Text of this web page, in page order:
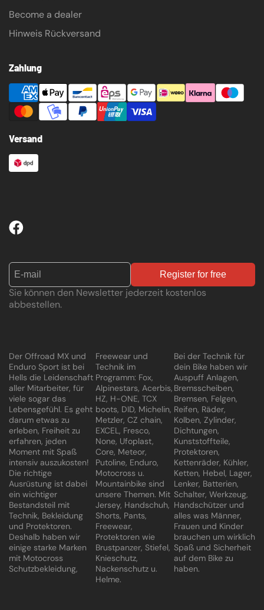
Become a dealer
Hinweis Rückversand
Zahlung
Versand
Register for free
Sie können den Newsletter jederzeit kostenlos
abbestellen.
Der Offroad MX und
Enduro Sport ist bei
Hells die Leidenschaft
aller Mitarbeiter, für
viele sogar das
Lebensgefühl. Es geht
darum etwas zu
erleben, Freiheit zu
erfahren, jeden
Moment mit Spaß
intensiv auszukosten!
Die richtige
Ausrüstung ist dabei
ein wichtiger
Bestandsteil mit
Technik, Bekleidung
und Protektoren.
Deshalb haben wir
einige starke Marken
mit Motocross
Schutzbekleidung,
Freewear und
Technik im
Programm: Fox,
Alpinestars, Acerbis,
HZ, H-ONE, TCX
boots, DID, Michelin,
Metzler, CZ chain,
EXCEL, Fresco,
None, Ufoplast,
Core, Meteor,
Putoline, Enduro,
Motocross u.
Mountainbike sind
unsere Themen. Mit
Jersey, Handschuh,
Shorts, Pants,
Freewear,
Protektoren wie
Brustpanzer, Stiefel,
Knieschutz,
Nackenschutz u.
Helme.
Bei der Technik für
dein Bike haben wir
Auspuff Anlagen,
Bremsscheiben,
Bremsen, Felgen,
Reifen, Räder,
Kolben, Zylinder,
Dichtungen,
Kunststoffteile,
Protektoren,
Kettenräder, Kühler,
Ketten, Hebel, Lager,
Lenker, Batterien,
Schalter, Werkzeug,
Handschützer und
alles was Männer,
Frauen und Kinder
brauchen um wirklich
Spaß und Sicherheit
auf dem Bike zu
haben.